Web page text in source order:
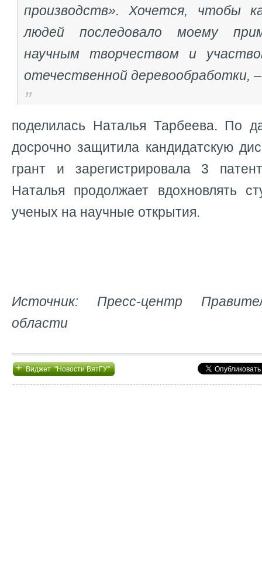
производств». Хочется, чтобы
людей последовало моему
научным творчеством и
отечественной деревообработки, –
поделилась Наталья Тарбеева. По
досрочно защитила кандидатскую
грант и зарегистрировала 3
Наталья продолжает вдохновлять
ученых на научные открытия.
Источник: Пресс-центр
области
+Виджет "Новости ВятГУ"